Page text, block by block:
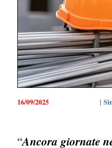
16/09/2025 |
“Ancora giornate